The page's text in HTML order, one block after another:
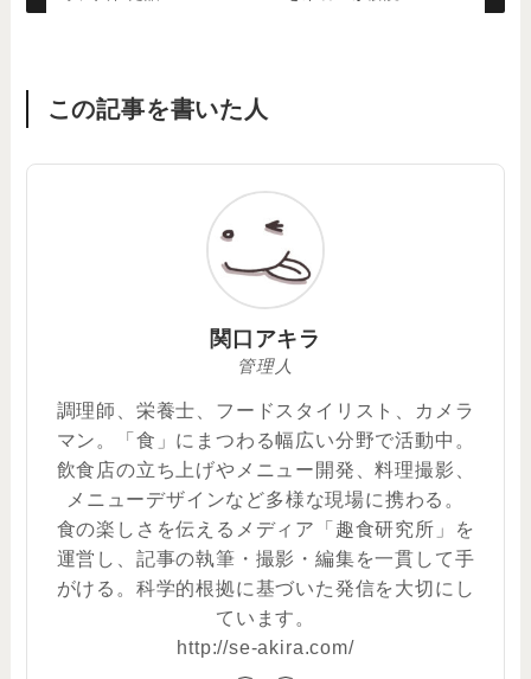
この記事を書いた人
関口アキラ
管理人
調理師、栄養士、フードスタイリスト、カメラ
マン。「食」にまつわる幅広い分野で活動中。
飲食店の立ち上げやメニュー開発、料理撮影、
メニューデザインなど多様な現場に携わる。
食の楽しさを伝えるメディア「趣食研究所」を
運営し、記事の執筆・撮影・編集を一貫して手
がける。科学的根拠に基づいた発信を大切にし
ています。
http://se-akira.com/